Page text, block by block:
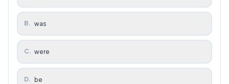
B. was
C. were
D. be